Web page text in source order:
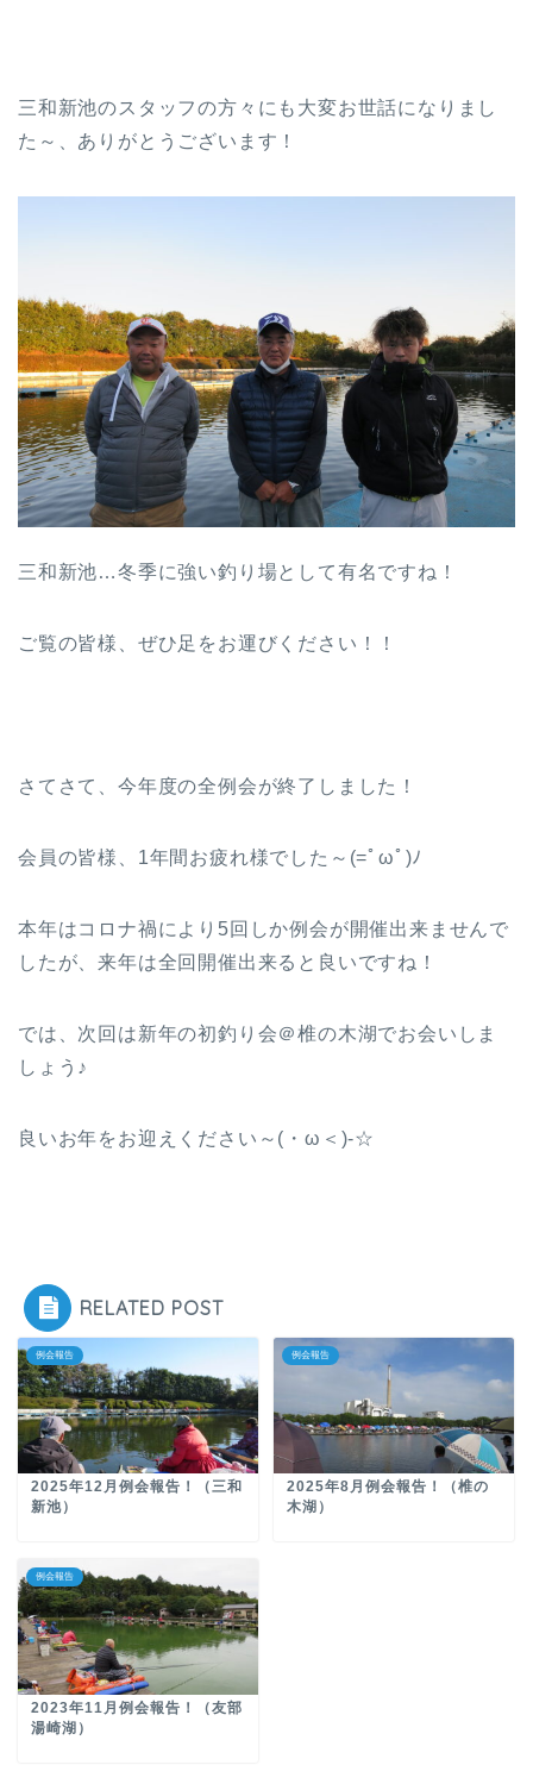
三和新池のスタッフの方々にも大変お世話になりまし
た～、ありがとうございます！
三和新池…冬季に強い釣り場として有名ですね！
ご覧の皆様、ぜひ足をお運びください！！
さてさて、今年度の全例会が終了しました！
会員の皆様、1年間お疲れ様でした～ (=ﾟωﾟ)ﾉ
本年はコロナ禍により5回しか例会が開催出来ませんで
したが、来年は全回開催出来ると良いですね！
では、次回は新年の初釣り会＠椎の木湖でお会いしま
しょう♪
良いお年をお迎えください～(・ω＜)-☆
RELATED POST
例会報告
2025年12月例会報告！（三和
新池）
例会報告
2025年8月例会報告！（椎の
木湖）
例会報告
2023年11月例会報告！（友部
湯崎湖）